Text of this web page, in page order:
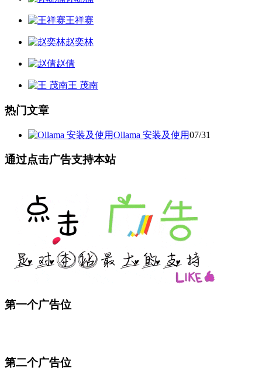
王祥赛
赵奕林
赵倩
王 茂南
热门文章
Ollama 安装及使用07/31
通过点击广告支持本站
第一个广告位
第二个广告位